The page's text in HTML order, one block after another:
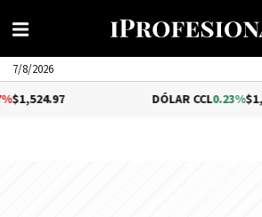
7/8/2026
0.23%$1,579.17